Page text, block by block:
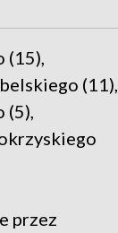
(15),
(11),
(5),
przez